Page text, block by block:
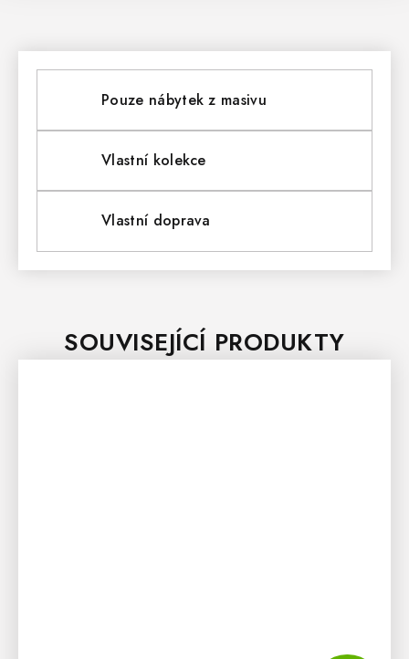
Pouze nábytek z masivu
Vlastní kolekce
Vlastní doprava
SOUVISEJÍCÍ PRODUKTY